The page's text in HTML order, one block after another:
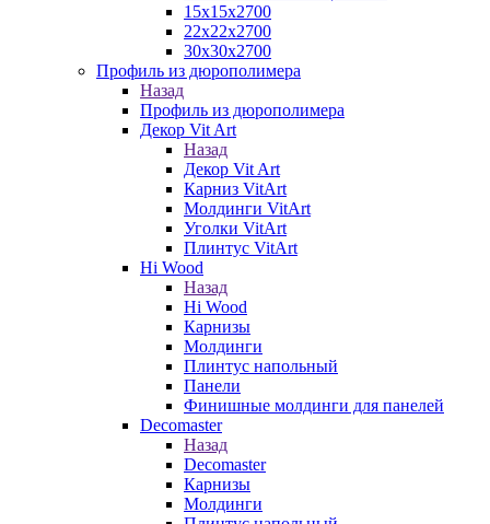
15х15х2700
22х22х2700
30х30х2700
Профиль из дюрополимера
Назад
Профиль из дюрополимера
Декор Vit Art
Назад
Декор Vit Art
Карниз VitArt
Молдинги VitArt
Уголки VitArt
Плинтус VitArt
Hi Wood
Назад
Hi Wood
Карнизы
Молдинги
Плинтус напольный
Панели
Финишные молдинги для панелей
Decomaster
Назад
Decomaster
Карнизы
Молдинги